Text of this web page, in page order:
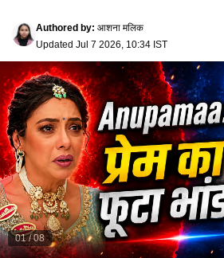
Authored by: आशना मलिक
Updated Jul 7 2026, 10:34 IST
01/08